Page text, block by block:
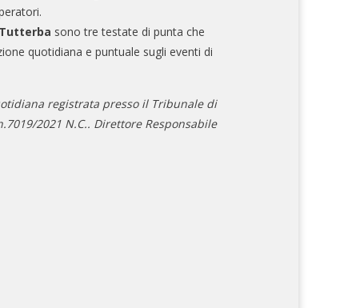
sono tre testate di punta che
quotidiana e puntuale sugli eventi di
registrata presso il Tribunale di
2021 N.C.. Direttore Responsabile